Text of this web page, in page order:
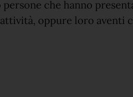
che hanno
oppure loro aventi